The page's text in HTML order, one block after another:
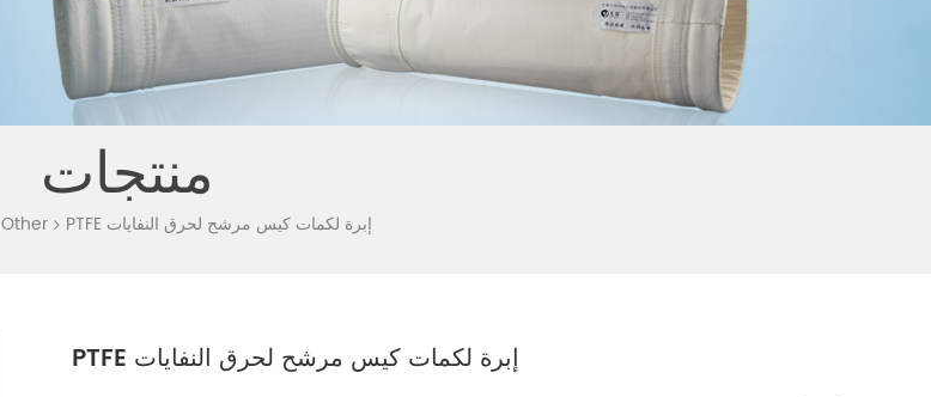
منتجات
Other PTFE إبرة لكمات كيس مرشح لحرق النفايات
PTFE إبرة لكمات كيس مرشح لحرق النفايات